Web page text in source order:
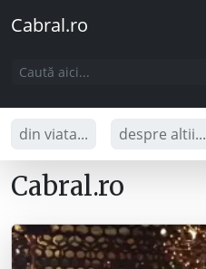
Cabral.ro
din viata... despre altii...
Cabral.ro